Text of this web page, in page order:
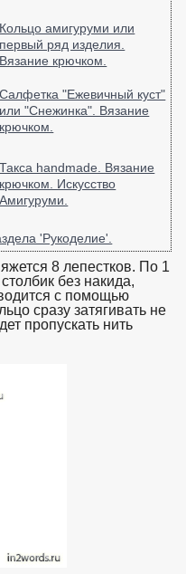
Кольцо амигуруми или
первый ряд изделия.
Вязание крючком.
Салфетка "Ежевичный куст"
или "Снежинка". Вязание
крючком.
Такса handmade. Вязание
крючком. Искусство
Амигуруми.
'Рукоделие'.
8 лепестков. По 1
без накида,
с помощью
сразу затягивать не
пропускать нить